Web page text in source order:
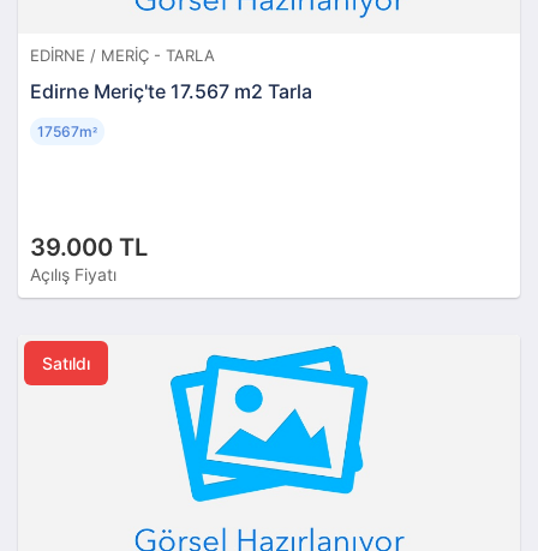
EDIRNE / MERIÇ - TARLA
Edirne Meriç'te 17.567 m2 Tarla
39.000 TL
Açılış Fiyatı
17567m²
Satıldı